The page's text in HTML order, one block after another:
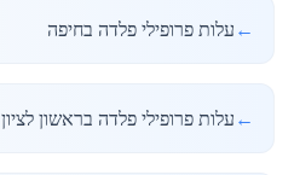
← עלות פרופילי פלדה בחיפה
← עלות פרופילי פלדה בראשון לציון